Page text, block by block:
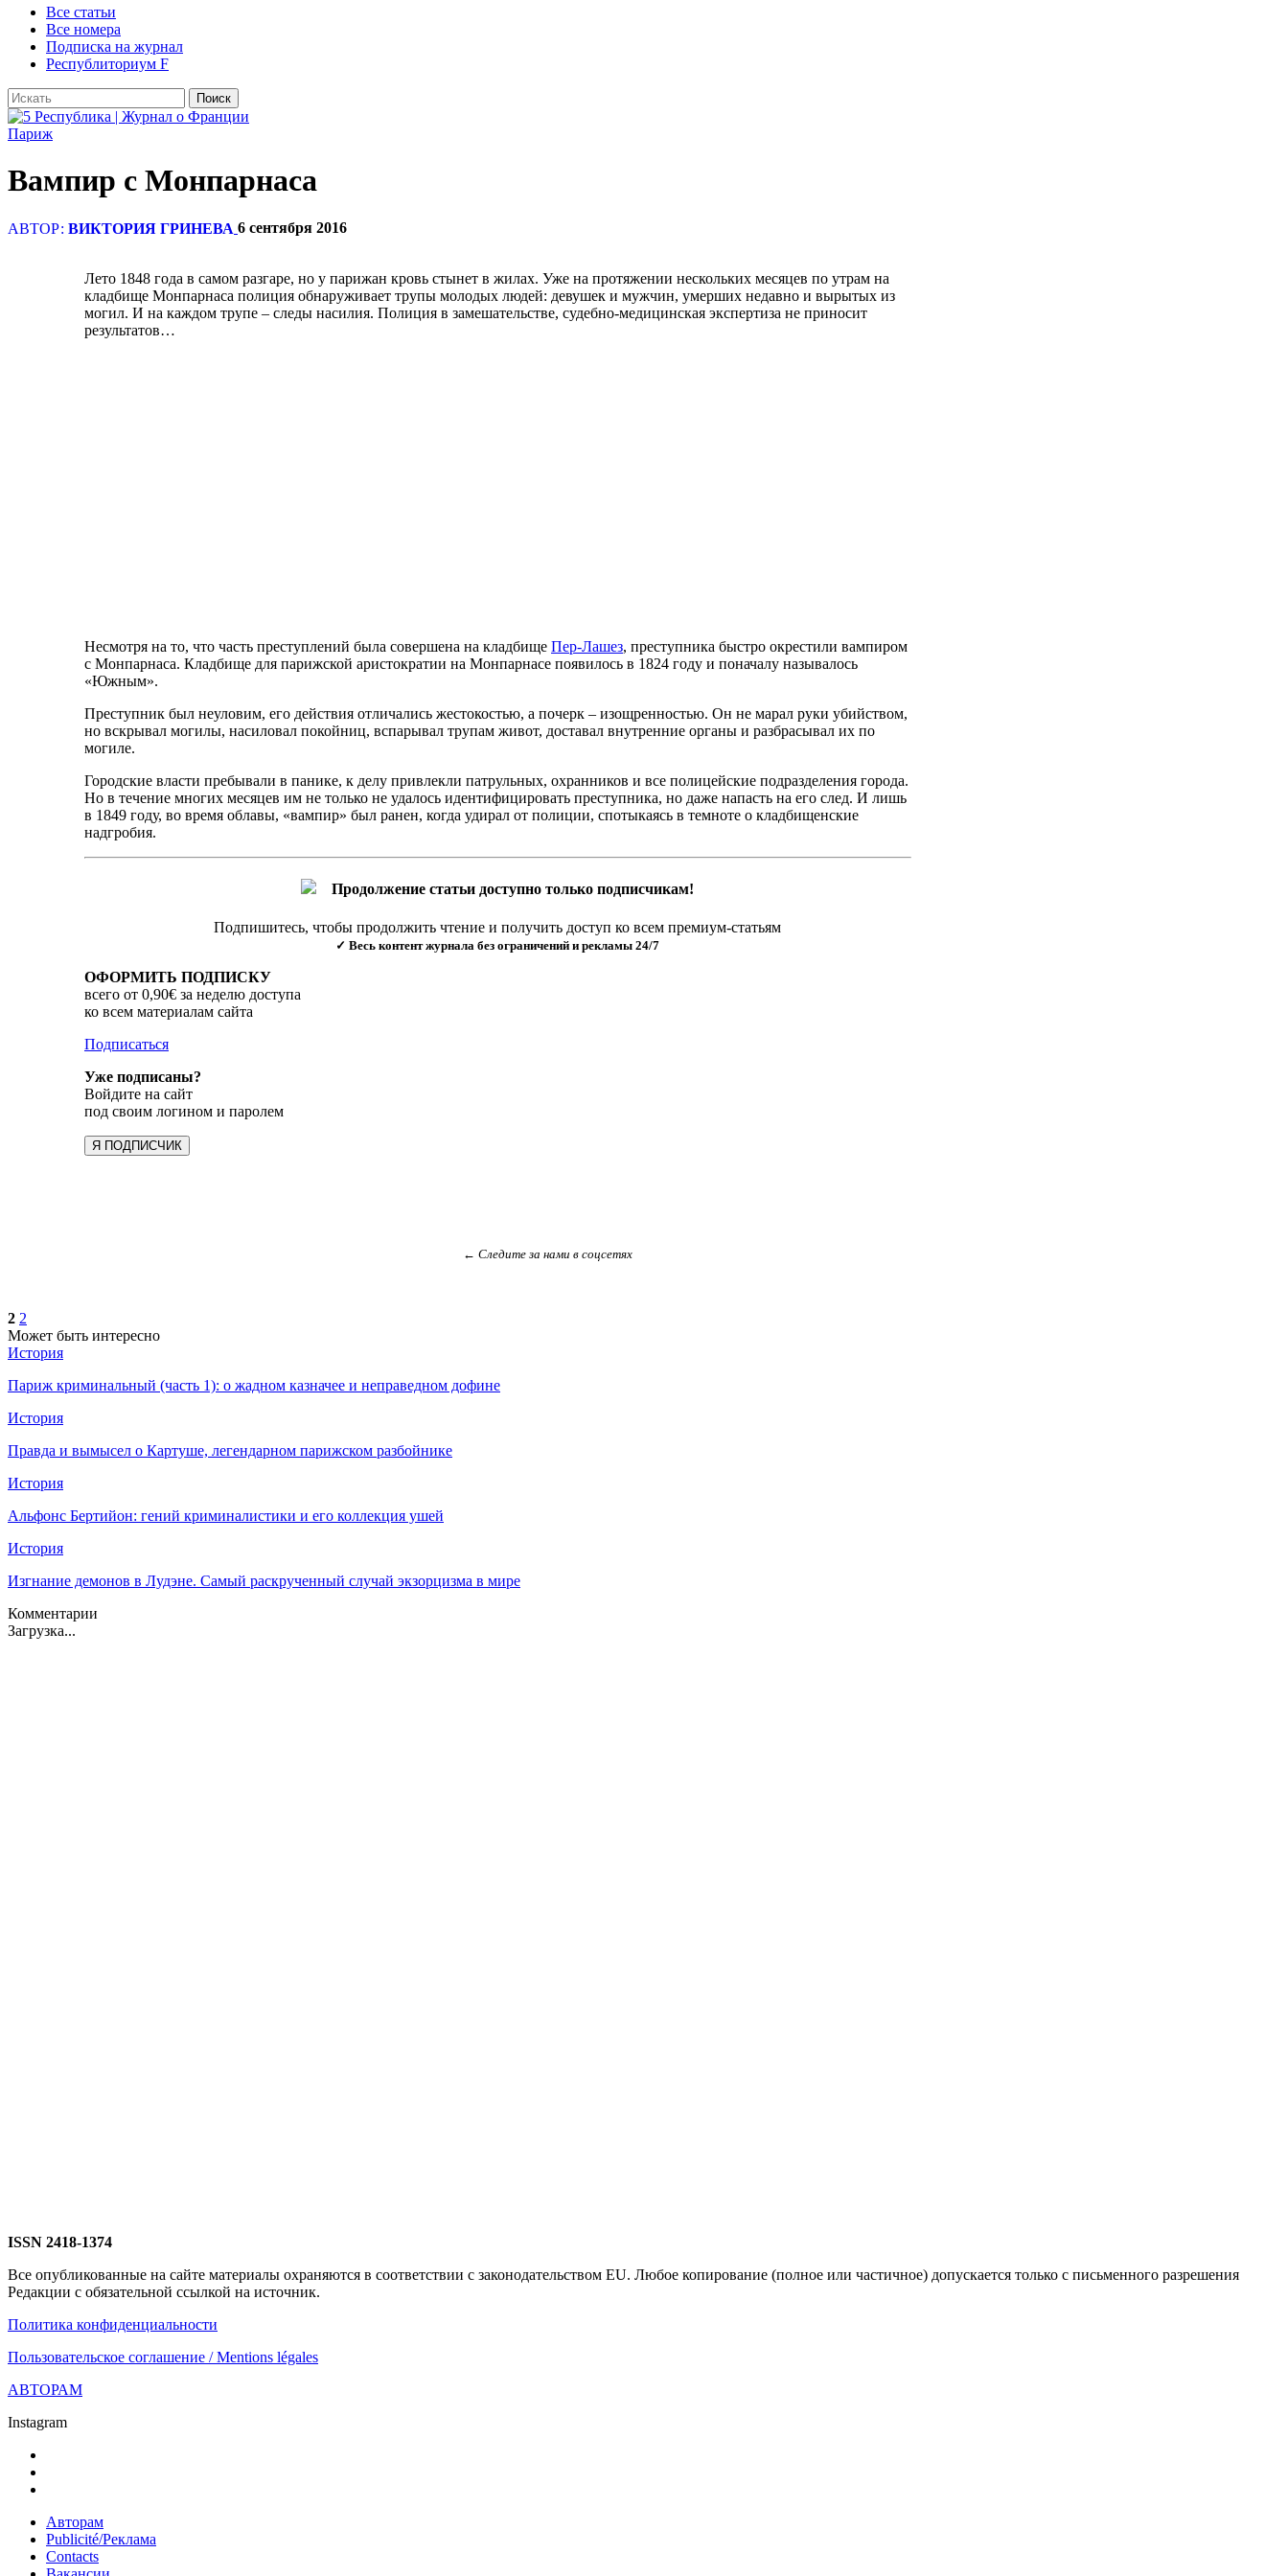
Все статьи
Все номера
Подписка на журнал
Республиториум F
Париж
Вампир с Монпарнаса
АВТОР: ВИКТОРИЯ ГРИНЕВА 6 сентября 2016
Лето 1848 года в самом разгаре, но у парижан кровь стынет в жилах. Уже на протяжении нескольких месяцев по утрам на
кладбище Монпарнаса полиция обнаруживает трупы молодых людей: девушек и мужчин, умерших недавно и вырытых из
могил. И на каждом трупе – следы насилия. Полиция в замешательстве, судебно-медицинская экспертиза не приносит
результатов…
Несмотря на то, что часть преступлений была совершена на кладбище Пeр-Лашез, преступника быстро окрестили вампиром
с Монпарнаса. Кладбище для парижской аристократии на Монпарнасе появилось в 1824 году и поначалу называлось
«Южным».
Преступник был неуловим, его действия отличались жестокостью, а почерк – изощренностью. Он не марал руки убийством,
но вскрывал могилы, насиловал покойниц, вспарывал трупам живот, доставал внутренние органы и разбрасывал их по
могиле.
Городские власти пребывали в панике, к делу привлекли патрульных, охранников и все полицейские подразделения города.
Но в течение многих месяцев им не только не удалось идентифицировать преступника, но даже напасть на его след. И лишь
в 1849 году, во время облавы, «вампир» был ранен, когда удирал от полиции, спотыкаясь в темноте о кладбищенские
надгробия.
Продолжение статьи доступно только подписчикам!
Подпишитесь, чтобы продолжить чтение и получить доступ ко всем премиум-статьям
✓ Весь контент журнала без ограничений и рекламы 24/7
ОФОРМИТЬ ПОДПИСКУ
всего от 0,90€ за неделю доступа
ко всем материалам сайта
Подписаться
Уже подписаны?
Войдите на сайт
под своим логином и паролем
Я ПОДПИСЧИК
← Следите за нами в соцсетях
2 2
Может быть интересно
История
Париж криминальный (часть 1): о жадном казначее и неправедном дофине
История
Правда и вымысел о Картуше, легендарном парижском разбойнике
История
Альфонс Бертийон: гений криминалистики и его коллекция ушей
История
Изгнание демонов в Лудэне. Самый раскрученный случай экзорцизма в мире
Комментарии
Загрузка...
ISSN 2418-1374
Все опубликованные на сайте материалы охраняются в соответствии с законодательством EU. Любое копирование (полное или частичное) допускается только с письменного разрешения
Редакции с обязательной ссылкой на источник.
Политика конфиденциальности
Пользовательское соглашение / Mentions légales
АВТОРАМ
Instagram
Авторам
Publicité/Реклама
Contacts